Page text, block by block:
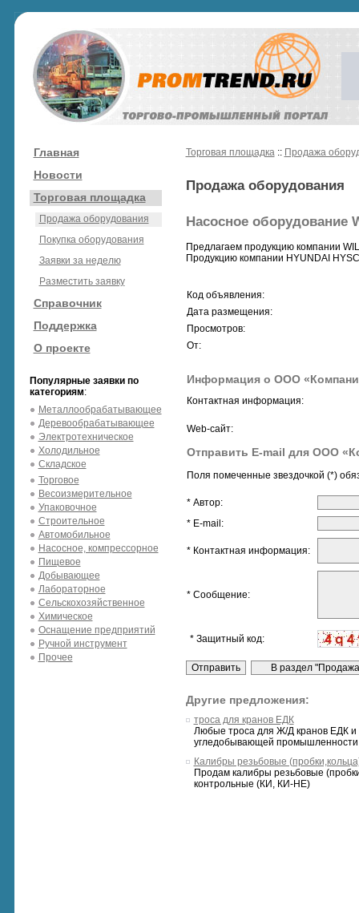
Главная
Новости
Торговая площадка
Продажа оборудования
Покупка оборудования
Заявки за неделю
Разместить заявку
Справочник
Поддержка
О проекте
Популярные заявки по
категориям:
Металлообрабатывающее
Деревообрабатывающее
Электротехническое
Холодильное
Складское
Торговое
Весоизмерительное
Упаковочное
Строительное
Автомобильное
Насосное, компрессорное
Пищевое
Добывающее
Лабораторное
Сельскохозяйственное
Химическое
Оснащение предприятий
Ручной инструмент
Прочее
Торговая площадка:: Продажа
Продажа оборудования
Насосное оборудование
Предлагаем продукцию компании
Продукцию компании HYUNDAI
Код объявления:
Дата размещения:
Просмотров:
От:
Информация о ООО
Контактная информация:
Web-сайт:
Отправить E-mail для ООО
Поля помеченные звездочкой (*)
* Автор:
* E-mail:
* Контактная информация:
* Сообщение:
* Защитный код:
Другие предложения:
троса для кранов ЕДК
Любые троса для Ж/Д кранов ЕДК и
угледобывающей
Калибры резьбовые
Продам калибры резьбовые
контрольные (КИ, КИ-НЕ)